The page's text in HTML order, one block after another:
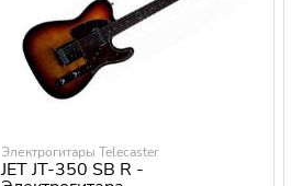
Электрогитары Telecaster
JET JT-350 SB R -